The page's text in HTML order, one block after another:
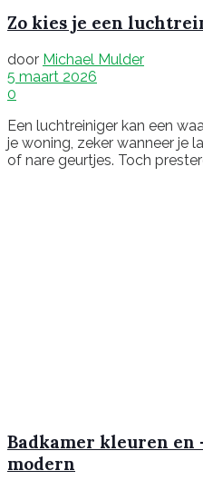
Zo kies je een
door Michael Mulder
5 maart 2026
0
Een luchtreiniger kan een
je woning, zeker wanneer je
of nare geurtjes. Toch
Badkamer kleuren
modern